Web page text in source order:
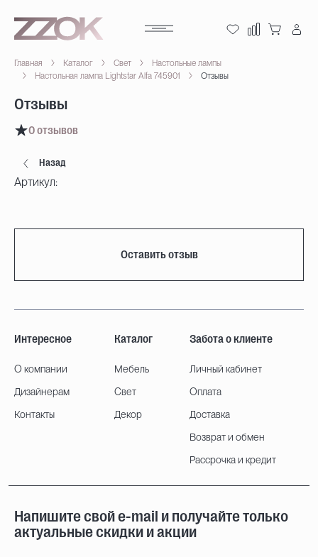
Главная Каталог Свет
Настольные лампы
Настольная лампа Lightstar Alfa 745901
Отзывы
Отзывы
0 отзывов
Назад
Артикул:
Оставить отзыв
Интересное
О компании
Дизайнерам
Контакты
Каталог
Мебель
Свет
Декор
Забота о клиенте
Личный кабинет
Оплата
Доставка
Возврат и обмен
Рассрочка и кредит
Напишите свой e-mail и получайте только
актуальные скидки и акции